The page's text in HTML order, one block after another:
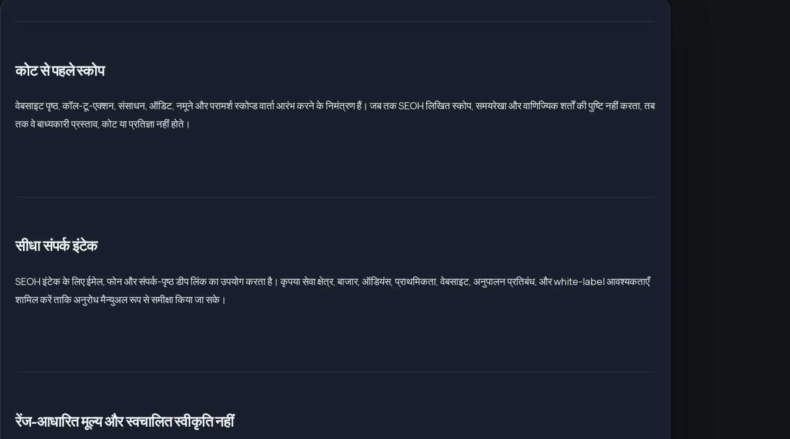
कोट से पहले स्कोप
वेबसाइट पृष्ठ, कॉल-टू-एक्शन, संसाधन, ऑडिट, नमूने और परामर्श स्कोप्ड वार्ता आरंभ करने के निमंत्रण हैं। जब तक SEOH लिखित स्कोप, समयरेखा और वाणिज्यिक शर्तों की पुष्टि नहीं करता, तब
तक वे बाध्यकारी प्रस्ताव, कोट या प्रतिज्ञा नहीं होते।
सीधा संपर्क इंटेक
SEOH इंटेक के लिए ईमेल, फोन और संपर्क-पृष्ठ डीप लिंक का उपयोग करता है। कृपया सेवा क्षेत्र, बाजार, ऑडियंस, प्राथमिकता, वेबसाइट, अनुपालन प्रतिबंध, और white-label आवश्यकताएँ
शामिल करें ताकि अनुरोध मैन्युअल रूप से समीक्षा किया जा सके।
रेंज-आधारित मूल्य और स्वचालित स्वीकृति नहीं